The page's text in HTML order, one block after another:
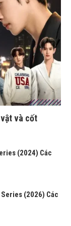
và cốt
(2024) Các
(2026) Các